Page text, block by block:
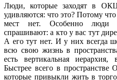
Люди, которые заходят в
удивляются: что это? Потому
мест нет. Особенно люди
спрашивают: а кто у вас тут
А его тут нет. И у них всегда
всю свою жизнь в
есть вертикальная иерархия,
Быстрее всего в пространстве
которые привыкли жить в